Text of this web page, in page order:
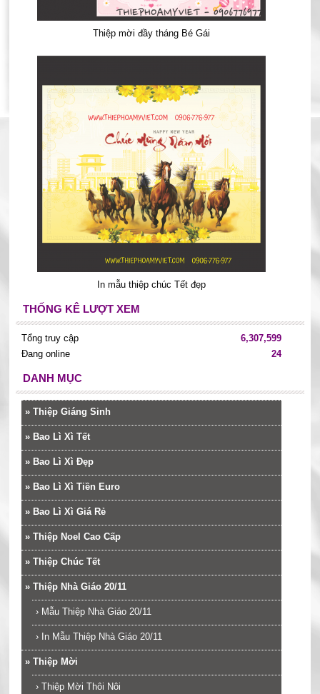
Thiệp mời đầy tháng Bé Gái
In mẫu thiệp chúc Tết đẹp
THỐNG KÊ LƯỢT XEM
Tổng truy cập
6,307,599
Đang online
24
DANH MỤC
» Thiệp Giáng Sinh
» Bao Lì Xì Tết
» Bao Lì Xì Đẹp
» Bao Lì Xì Tiền Euro
» Bao Lì Xì Giá Rẻ
» Thiệp Noel Cao Cấp
» Thiệp Chúc Tết
» Thiệp Nhà Giáo 20/11
› Mẫu Thiệp Nhà Giáo 20/11
› In Mẫu Thiệp Nhà Giáo 20/11
» Thiệp Mời
› Thiệp Mời Thôi Nôi